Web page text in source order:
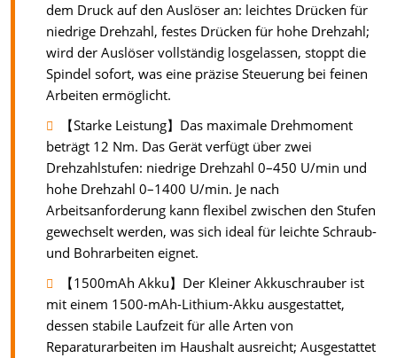
dem Druck auf den Auslöser an: leichtes Drücken für
niedrige Drehzahl, festes Drücken für hohe Drehzahl;
wird der Auslöser vollständig losgelassen, stoppt die
Spindel sofort, was eine präzise Steuerung bei feinen
Arbeiten ermöglicht.
【Starke Leistung】Das maximale Drehmoment
beträgt 12 Nm. Das Gerät verfügt über zwei
Drehzahlstufen: niedrige Drehzahl 0–450 U/min und
hohe Drehzahl 0–1400 U/min. Je nach
Arbeitsanforderung kann flexibel zwischen den Stufen
gewechselt werden, was sich ideal für leichte Schraub-
und Bohrarbeiten eignet.
【1500mAh Akku】Der Kleiner Akkuschrauber ist
mit einem 1500-mAh-Lithium-Akku ausgestattet,
dessen stabile Laufzeit für alle Arten von
Reparaturarbeiten im Haushalt ausreicht; Ausgestattet